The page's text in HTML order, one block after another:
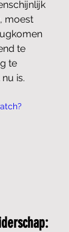
moest
te
te
is.